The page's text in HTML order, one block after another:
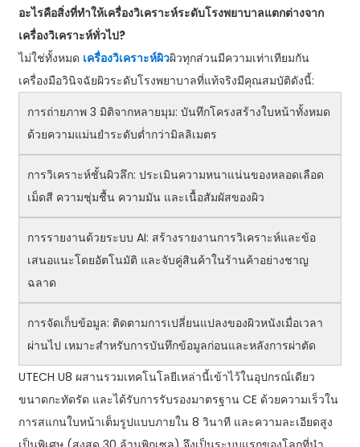
อะไรคือสิ่งที่ทำให้เครื่องวิเคราะห์ระดับโรงพยาบาลแตกต่างจาก
เครื่องวิเคราะห์ทั่วไป?
ไม่ใช่ทั้งหมด เครื่องวิเคราะห์ผิวผิวทุกส่วนมีความเท่าเทียมกัน
เครื่องมือวินิจฉัยผิวระดับโรงพยาบาลที่แท้จริงมีคุณสมบัติดังนี้:
การถ่ายภาพ 3 มิติจากหลายมุม: บันทึกโครงสร้างใบหน้าทั้งหมด
ด้วยความแม่นยำระดับต่ำกว่ามิลลิเมตร
การวิเคราะห์ชั้นผิวลึก: ประเมินความหนาแน่นของหลอดเลือด
เม็ดสี ความชุ่มชื้น ความมัน และเนื้อสัมผัสของผิว
การรายงานด้วยระบบ AI: สร้างรายงานการวิเคราะห์และข้อ
เสนอแนะโดยอัตโนมัติ และจับคู่สินค้าในร้านค้าอย่างชาญ
ฉลาด
การจัดเก็บข้อมูล: ติดตามการเปลี่ยนแปลงของผิวหนังเมื่อเวลา
ผ่านไป เหมาะสำหรับการบันทึกข้อมูลก่อนและหลังการผ่าตัด
UTECH U8 ผสานรวมเทคโนโลยีเหล่านี้เข้าไว้ในอุปกรณ์เดียว
ขนาดกะทัดรัด และได้รับการรับรองมาตรฐาน CE ด้วยความเร็วใน
การสแกนใบหน้าเต็มรูปแบบภายใน 8 วินาที และความละเอียดสูง